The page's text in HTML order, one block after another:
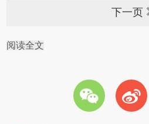
下一页
阅读全文
w t